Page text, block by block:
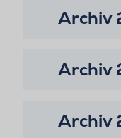
Archiv
Archiv
Archiv